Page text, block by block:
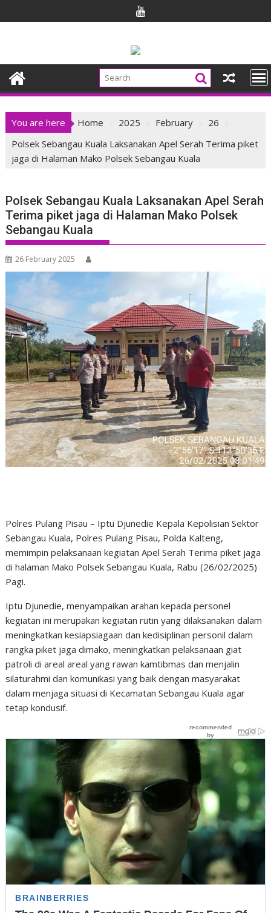
to
You are here Home 2025 February
26
Polsek Sebangau Kuala Laksanakan Apel Serah Terima piket
jaga di Halaman Mako Polsek Sebangau Kuala
Polsek Sebangau Kuala Laksanakan Apel Serah
Terima piket jaga di Halaman Mako Polsek
Sebangau Kuala
26 February 2025
Polres Pulang Pisau – Iptu Djunedie Kepala Kepolisian Sektor
Sebangau Kuala, Polres Pulang Pisau, Polda Kalteng,
memimpin pelaksanaan kegiatan Apel Serah Terima piket jaga
di halaman Mako Polsek Sebangau Kuala, Rabu (26/02/2025)
Pagi.
Iptu Djunedie, menyampaikan arahan kepada personel
kegiatan ini merupakan kegiatan rutin yang dilaksanakan dalam
meningkatkan kesiapsiagaan dan kedisiplinan personil dalam
rangka piket jaga dimako, meningkatkan pelaksanaan giat
patroli di areal areal yang rawan kamtibmas dan menjalin
silaturahmi dan komunikasi yang baik dengan masyarakat
dalam menjaga situasi di Kecamatan Sebangau Kuala agar
tetap kondusif.